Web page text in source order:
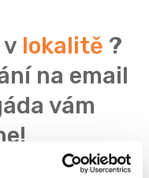
lokalitě ?
na email
vám